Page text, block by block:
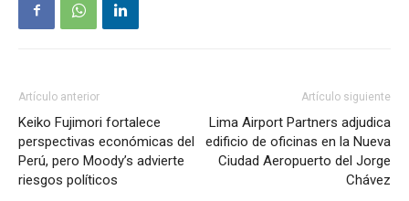
Artículo anterior
Keiko Fujimori fortalece
perspectivas económicas del
Perú, pero Moody’s advierte
riesgos políticos
Artículo siguiente
Lima Airport Partners adjudica
edificio de oficinas en la Nueva
Ciudad Aeropuerto del Jorge
Chávez